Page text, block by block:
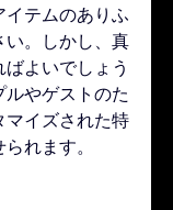
テムのありふ
い。しかし、真
よいでしょう
やゲストのた
マイズされた特
れます。